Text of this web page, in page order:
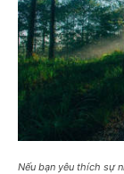
Nếu bạn yêu thích sự